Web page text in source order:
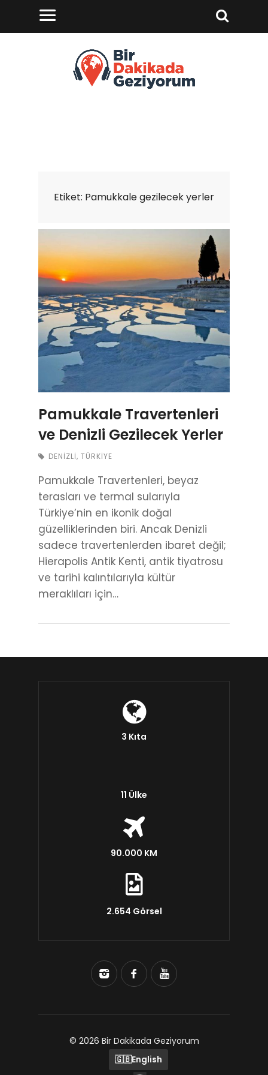
Etiket: Pamukkale gezilecek yerler
Pamukkale Travertenleri
ve Denizli Gezilecek Yerler
DENIZLI, TÜRKIYE
Pamukkale Travertenleri, beyaz
terasları ve termal sularıyla
Türkiye’nin en ikonik doğal
güzelliklerinden biri. Ancak Denizli
sadece travertenlerden ibaret değil;
Hierapolis Antik Kenti, antik tiyatrosu
ve tarihi kalıntılarıyla kültür
meraklıları için…
3 Kıta
11 Ülke
90.000 KM
2.654 Görsel
© 2026 Bir Dakikada Geziyorum
🇬🇧English